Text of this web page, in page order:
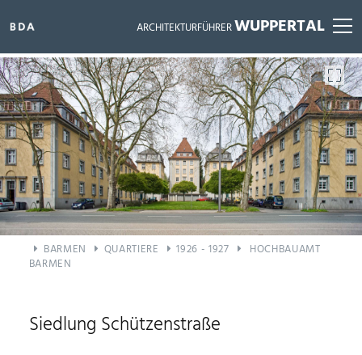
ARCHITEKTURFÜHRERWUPPERTAL
ALLE BAUWERKE ANZEIGEN
FILTER ZURÜCKSETZEN
BARMEN QUARTIERE 1926 - 1927
HOCHBAUAMT
BARMEN
Siedlung Schützenstraße